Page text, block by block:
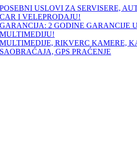
Skip
to
content
POSEBNI USLOVI ZA SERVISERE,
CAR I VELEPRODAJU!
GARANCIJA: 2 GODINE GARANCIJE
MULTIMEDIJU!
MULTIMEDIJE, RIKVERC KAMERE,
SAOBRAĆAJA, GPS PRAĆENJE